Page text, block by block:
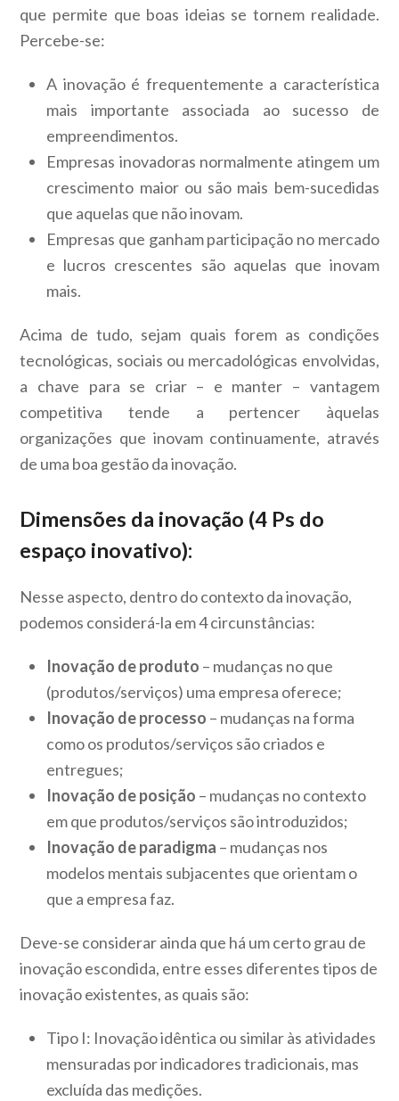
que permite que boas ideias se tornem realidade.
Percebe-se:
A inovação é frequentemente a característica
mais importante associada ao sucesso de
empreendimentos.
Empresas inovadoras normalmente atingem um
crescimento maior ou são mais bem-sucedidas
que aquelas que não inovam.
Empresas que ganham participação no mercado
e lucros crescentes são aquelas que inovam
mais.
Acima de tudo, sejam quais forem as condições
tecnológicas, sociais ou mercadológicas envolvidas,
a chave para se criar – e manter – vantagem
competitiva tende a pertencer àquelas
organizações que inovam continuamente, através
de uma boa gestão da inovação.
Dimensões da inovação (4 Ps do
espaço inovativo):
Nesse aspecto, dentro do contexto da inovação,
podemos considerá-la em 4 circunstâncias:
Inovação de produto – mudanças no que
(produtos/serviços) uma empresa oferece;
Inovação de processo – mudanças na forma
como os produtos/serviços são criados e
entregues;
Inovação de posição – mudanças no contexto
em que produtos/serviços são introduzidos;
Inovação de paradigma – mudanças nos
modelos mentais subjacentes que orientam o
que a empresa faz.
Deve-se considerar ainda que há um certo grau de
inovação escondida, entre esses diferentes tipos de
inovação existentes, as quais são:
Tipo I: Inovação idêntica ou similar às atividades
mensuradas por indicadores tradicionais, mas
excluída das medições.